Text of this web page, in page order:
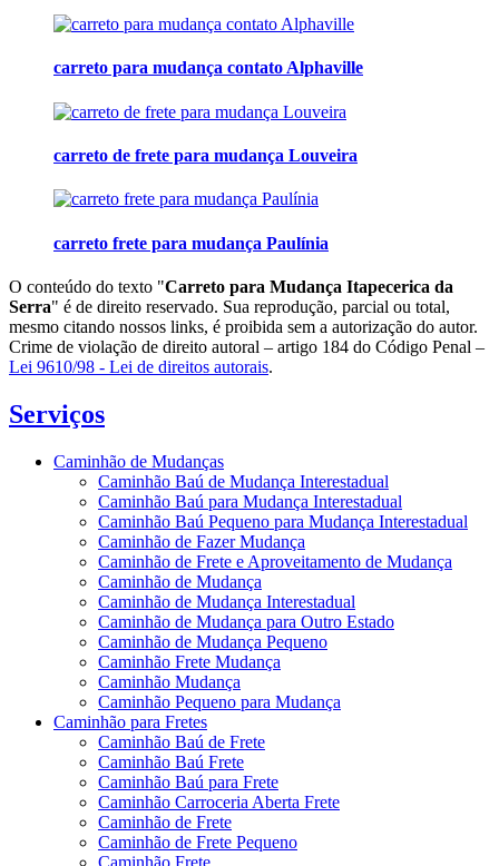
carreto para mudança contato Alphaville
carreto de frete para mudança Louveira
carreto frete para mudança Paulínia
O conteúdo do texto "Carreto para Mudança Itapecerica da
Serra" é de direito reservado. Sua reprodução, parcial ou total,
mesmo citando nossos links, é proibida sem a autorização do autor.
Crime de violação de direito autoral – artigo 184 do Código Penal –
Lei 9610/98 - Lei de direitos autorais.
Serviços
Caminhão de Mudanças
Caminhão Baú de Mudança Interestadual
Caminhão Baú para Mudança Interestadual
Caminhão Baú Pequeno para Mudança Interestadual
Caminhão de Fazer Mudança
Caminhão de Frete e Aproveitamento de Mudança
Caminhão de Mudança
Caminhão de Mudança Interestadual
Caminhão de Mudança para Outro Estado
Caminhão de Mudança Pequeno
Caminhão Frete Mudança
Caminhão Mudança
Caminhão Pequeno para Mudança
Caminhão para Fretes
Caminhão Baú de Frete
Caminhão Baú Frete
Caminhão Baú para Frete
Caminhão Carroceria Aberta Frete
Caminhão de Frete
Caminhão de Frete Pequeno
Caminhão Frete